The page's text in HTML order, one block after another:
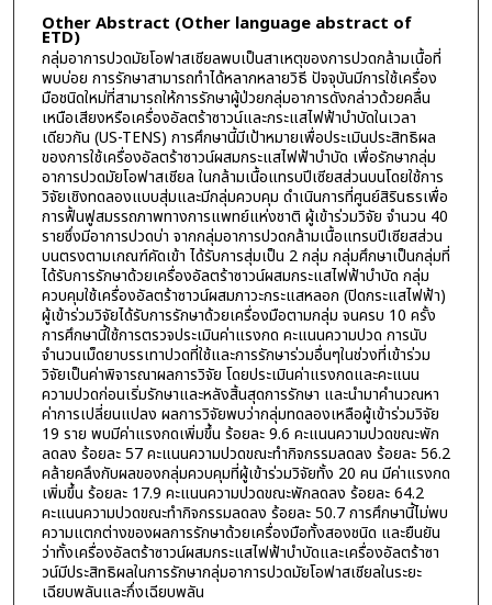
Other Abstract (Other language abstract of
ETD)
กลุ่มอาการปวดมัยโอฟาสเชียลพบเป็นสาเหตุของการปวดกล้ามเนื้อที่
พบบ่อย การรักษาสามารถทำได้หลากหลายวิธี ปัจจุบันมีการใช้เครื่อง
มือชนิดใหม่ที่สามารถให้การรักษาผู้ป่วยกลุ่มอาการดังกล่าวด้วยคลื่น
เหนือเสียงหรือเครื่องอัลตร้าซาวน์และกระแสไฟฟ้าบำบัดในเวลา
เดียวกัน (US-TENS) การศึกษานี้มีเป้าหมายเพื่อประเมินประสิทธิผล
ของการใช้เครื่องอัลตร้าซาวน์ผสมกระแสไฟฟ้าบำบัด เพื่อรักษากลุ่ม
อาการปวดมัยโอฟาสเชียล ในกล้ามเนื้อแทรบปีเซียสส่วนบนโดยใช้การ
วิจัยเชิงทดลองแบบสุ่มและมีกลุ่มควบคุม ดำเนินการที่ศูนย์สิรินธรเพื่อ
การฟื้นฟูสมรรถภาพทางการแพทย์แห่งชาติ ผู้เข้าร่วมวิจัย จำนวน 40
รายซึ่งมีอาการปวดบ่า จากกลุ่มอาการปวดกล้ามเนื้อแทรบปีเซียสส่วน
บนตรงตามเกณฑ์คัดเข้า ได้รับการสุ่มเป็น 2 กลุ่ม กลุ่มศึกษาเป็นกลุ่มที่
ได้รับการรักษาด้วยเครื่องอัลตร้าซาวน์ผสมกระแสไฟฟ้าบำบัด กลุ่ม
ควบคุมใช้เครื่องอัลตร้าซาวน์ผสมภาวะกระแสหลอก (ปิดกระแสไฟฟ้า)
ผู้เข้าร่วมวิจัยได้รับการรักษาด้วยเครื่องมือตามกลุ่ม จนครบ 10 ครั้ง
การศึกษานี้ใช้การตรวจประเมินค่าแรงกด คะแนนความปวด การนับ
จำนวนเม็ดยาบรรเทาปวดที่ใช้และการรักษาร่วมอื่นๆในช่วงที่เข้าร่วม
วิจัยเป็นค่าพิจารณาผลการวิจัย โดยประเมินค่าแรงกดและคะแนน
ความปวดก่อนเริ่มรักษาและหลังสิ้นสุดการรักษา และนำมาคำนวณหา
ค่าการเปลี่ยนแปลง ผลการวิจัยพบว่ากลุ่มทดลองเหลือผู้เข้าร่วมวิจัย
19 ราย พบมีค่าแรงกดเพิ่มขึ้น ร้อยละ 9.6 คะแนนความปวดขณะพัก
ลดลง ร้อยละ 57 คะแนนความปวดขณะทำกิจกรรมลดลง ร้อยละ 56.2
คล้ายคลึงกับผลของกลุ่มควบคุมที่ผู้เข้าร่วมวิจัยทั้ง 20 คน มีค่าแรงกด
เพิ่มขึ้น ร้อยละ 17.9 คะแนนความปวดขณะพักลดลง ร้อยละ 64.2
คะแนนความปวดขณะทำกิจกรรมลดลง ร้อยละ 50.7 การศึกษานี้ไม่พบ
ความแตกต่างของผลการรักษาด้วยเครื่องมือทั้งสองชนิด และยืนยัน
ว่าทั้งเครื่องอัลตร้าซาวน์ผสมกระแสไฟฟ้าบำบัดและเครื่องอัลตร้าซา
วน์มีประสิทธิผลในการรักษากลุ่มอาการปวดมัยโอฟาสเชียลในระยะ
เฉียบพลันและกึ่งเฉียบพลัน